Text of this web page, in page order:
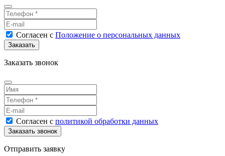
Согласен с Положение о персональных данных
Заказать звонок
Согласен с политикой обработки данных
Отправить заявку